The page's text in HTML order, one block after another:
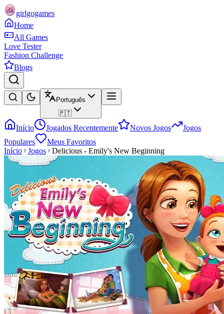
girlgogames
Home
All Games
Love Tester
Fashion Challenge
Blogs
Português
🇵🇹
Início Jogados Recentemente Novos Jogos
Jogos
Populares
Meus Favoritos
Início
Jogos Delicious - Emily's New Beginning